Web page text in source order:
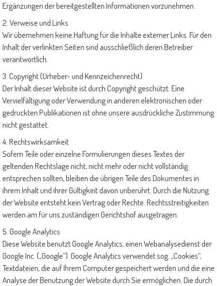
Ergänzungen der bereitgestellten Informationen vorzunehmen.
2. Verweise und Links
Wir übernehmen keine Haftung für die Inhalte externer Links. Für den
Inhalt der verlinkten Seiten sind ausschließlich deren Betreiber
verantwortlich.
3. Copyright (Urheber- und Kennzeichenrecht)
Der Inhalt dieser Website ist durch Copyright geschützt. Eine
Vervielfältigung oder Verwendung in anderen elektronischen oder
gedruckten Publikationen ist ohne unsere ausdrückliche Zustimmung
nicht gestattet.
4. Rechtswirksamkeit
Sofern Teile oder einzelne Formulierungen dieses Textes der
geltenden Rechtslage nicht, nicht mehr oder nicht vollständig
entsprechen sollten, bleiben die übrigen Teile des Dokumentes in
ihrem Inhalt und ihrer Gültigkeit davon unberührt. Durch die Nutzung
der Website entsteht kein Vertrag oder Rechte. Rechtsstreitigkeiten
werden am für uns zuständigen Gerichtshof ausgetragen.
5. Google Analytics
Diese Website benutzt Google Analytics, einen Webanalysedienst der
Google Inc. („Google“). Google Analytics verwendet sog. „Cookies“,
Textdateien, die auf Ihrem Computer gespeichert werden und die eine
Analyse der Benutzung der Website durch Sie ermöglichen. Die durch